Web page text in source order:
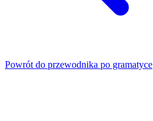
Powrót do przewodnika po gramatyce